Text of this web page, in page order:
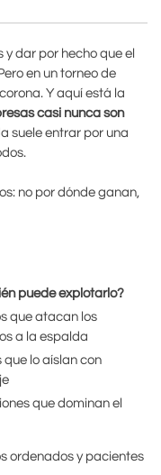
dar por hecho que el
en un torneo de
Y aquí está la
casi nunca son
suele entrar por una
no por dónde ganan,
puede explotarlo?
que atacan los
a la espalda
que lo aíslan con
que dominan el
ordenados y pacientes